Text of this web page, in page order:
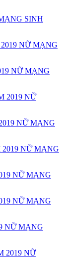
SINH
NỮ MẠNG
NỮ MẠNG
NỮ MẠNG
NỮ MẠNG